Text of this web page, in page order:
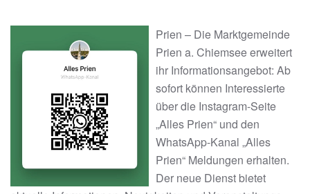
Prien – Die Marktgemeinde
Prien a. Chiemsee erweitert
ihr Informationsangebot: Ab
sofort können Interessierte
über die Instagram-Seite
„Alles Prien“ und den
WhatsApp-Kanal „Alles
Prien“ Meldungen erhalten.
Der neue Dienst bietet